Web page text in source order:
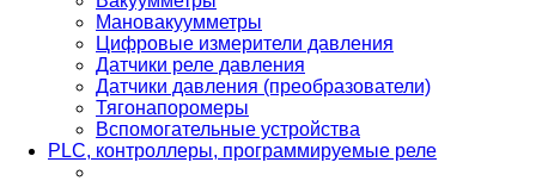
Мановакуумметры
Цифровые измерители давления
Датчики реле давления
Датчики давления (преобразователи)
Тягонапоромеры
Вспомогательные устройства
PLС, контроллеры, программируемые реле